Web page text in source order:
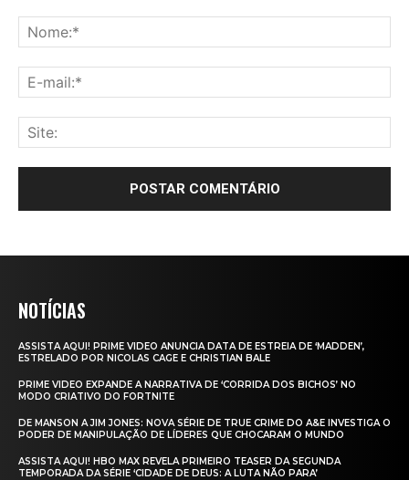
NOTÍCIAS
ASSISTA AQUI! PRIME VIDEO ANUNCIA DATA DE ESTREIA DE ‘MADDEN’,
ESTRELADO POR NICOLAS CAGE E CHRISTIAN BALE
PRIME VIDEO EXPANDE A NARRATIVA DE ‘CORRIDA DOS BICHOS’ NO
MODO CRIATIVO DO FORTNITE
DE MANSON A JIM JONES: NOVA SÉRIE DE TRUE CRIME DO A&E INVESTIGA O
PODER DE MANIPULAÇÃO DE LÍDERES QUE CHOCARAM O MUNDO
ASSISTA AQUI! HBO MAX REVELA PRIMEIRO TEASER DA SEGUNDA
TEMPORADA DA SÉRIE ‘CIDADE DE DEUS: A LUTA NÃO PARA’